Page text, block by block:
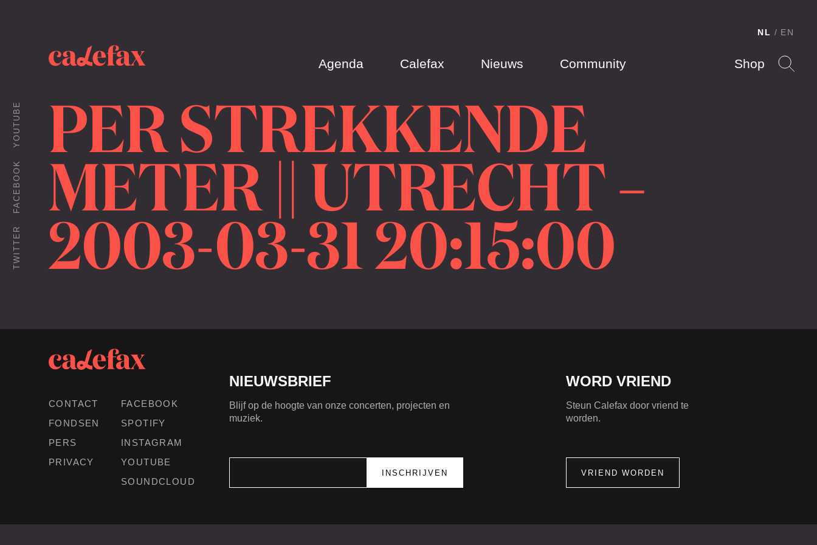
Agenda Calefax Nieuws Community Shop
NL EN
TWITTER
FACEBOOK
YOUTUBE PER STREKKENDE
METER || UTRECHT –
2003-03-31 20:15:00
CONTACT
FONDSEN
PERS
PRIVACY
FACEBOOK
SPOTIFY
INSTAGRAM
YOUTUBE
SOUNDCLOUD
NIEUWSBRIEF
Blijf op de hoogte van onze concerten, projecten en
muziek.
WORD VRIEND
Steun Calefax door vriend te
worden.
VRIEND WORDEN